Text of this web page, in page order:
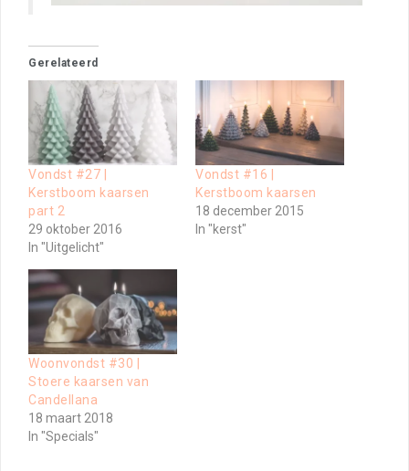
Gerelateerd
Vondst #27 |
Kerstboom kaarsen
part 2
29 oktober 2016
In "Uitgelicht"
Vondst #16 |
Kerstboom kaarsen
18 december 2015
In "kerst"
Woonvondst #30 |
Stoere kaarsen van
Candellana
18 maart 2018
In "Specials"